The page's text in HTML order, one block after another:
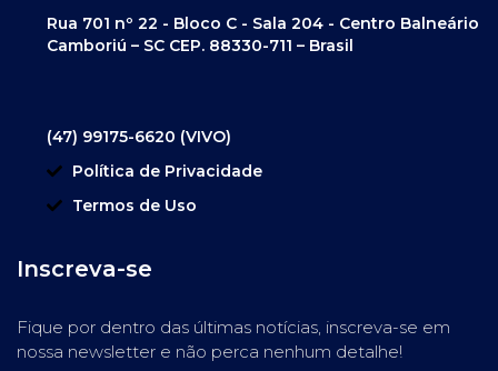
Rua 701 nº 22 - Bloco C - Sala 204 - Centro Balneário
Camboriú – SC CEP. 88330-711 – Brasil
(47) 99175-6620 (VIVO)
Política de Privacidade
Termos de Uso
Inscreva-se
Fique por dentro das últimas notícias, inscreva-se em
nossa newsletter e não perca nenhum detalhe!